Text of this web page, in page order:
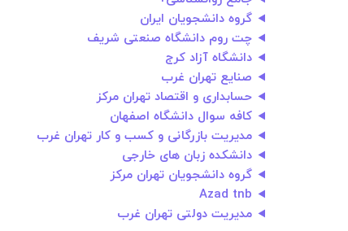
گروه دانشجویان ایران
چت روم دانشگاه صنعتی شریف
دانشگاه آزاد کرج
صنایع تهران غرب
حسابداری و اقتصاد تهران مرکز
کافه سوال دانشگاه اصفهان
مدیریت بازرگانی و کسب و کار تهران غرب
دانشکده زبان های خارجی
گروه دانشجویان تهران مرکز
Azad tnb
مدیریت دولتی تهران غرب